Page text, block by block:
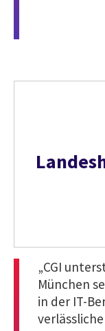
„CGI
München
in der IT-